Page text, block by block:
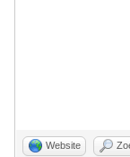
Website